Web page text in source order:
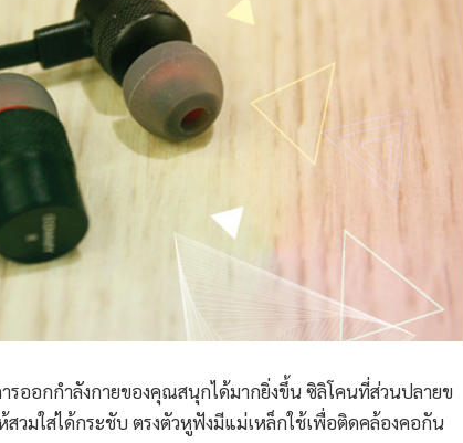
รออกกำลังกายของคุณสนุกได้มากยิ่งขึ้น ซิลิโคนที่ส่วนปลายข
วมใส่ได้กระชับ ตรงตัวหูฟังมีแม่เหล็กใช้เพื่อติดคล้องคอกัน